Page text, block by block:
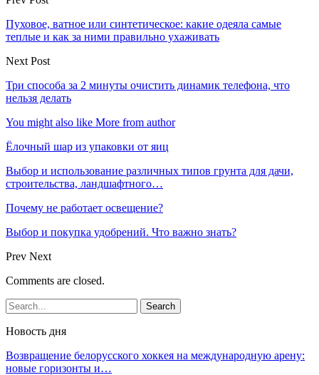
Пуховое, ватное или синтетическое: какие одеяла самые
теплые и как за ними правильно ухаживать
Next Post
Три способа за 2 минуты очистить динамик телефона, что
нельзя делать
You might also like More from author
Ёлочный шар из упаковки от яиц
Выбор и использование различных типов грунта для дачи,
строительства, ландшафтного…
Почему не работает освещение?
Выбор и покупка удобрений. Что важно знать?
Prev Next
Comments are closed.
Новость дня
Возвращение белорусского хоккея на международную арену:
новые горизонты и…